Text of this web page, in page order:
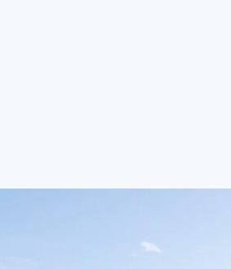
vendanges de